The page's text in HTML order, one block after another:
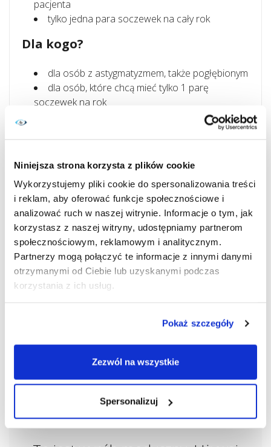
Niniejsza strona korzysta z plików cookie
Wykorzystujemy pliki cookie do spersonalizowania treści
i reklam, aby oferować funkcje społecznościowe i
analizować ruch w naszej witrynie. Informacje o tym, jak
korzystasz z naszej witryny, udostępniamy partnerom
społecznościowym, reklamowym i analitycznym.
Partnerzy mogą połączyć te informacje z innymi danymi
otrzymanymi od Ciebie lub uzyskanymi podczas
korzystania z ich usług.
Pokaż szczegóły
Zezwól na wszystkie
Spersonalizuj
pacjenta
tylko jedna para soczewek na cały rok
Dla kogo?
dla osób z astygmatyzmem, także pogłębionym
dla osób, które chcą mieć tylko 1 parę
soczewek na rok
Zero 6 Toric to soczewki roczne, dlatego niezbędne
będzie ich codzienne czyszczenie. Szczególnie polecamy
wielofunkcyjne preparaty do pielęgnacji, takie jak np.
dostępny w super cenie płyn evO2lution soft.
UWAGA!Soczewki mają inną szatę graficzną niż na
załączonym zdjęciu.
UWAGA! Soczewek nie wysyłamy za pobraniem.